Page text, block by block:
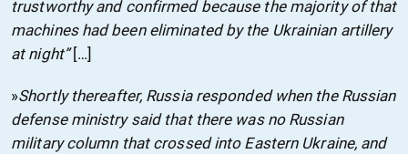
trustworthy and confirmed because the majority of that
machines had been eliminated by the Ukrainian artillery
at night”[…]
»Shortly thereafter, Russia responded when the Russian
defense ministry said that there was no Russian
military column that crossed into Eastern Ukraine, and